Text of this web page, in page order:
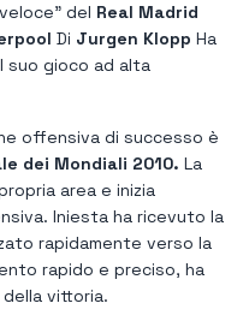
del Real Madrid
Di Jurgen Klopp Ha
suo gioco ad alta
offensiva di successo è
dei Mondiali 2010. La
area e inizia
Iniesta ha ricevuto la
rapidamente verso la
rapido e preciso, ha
vittoria.